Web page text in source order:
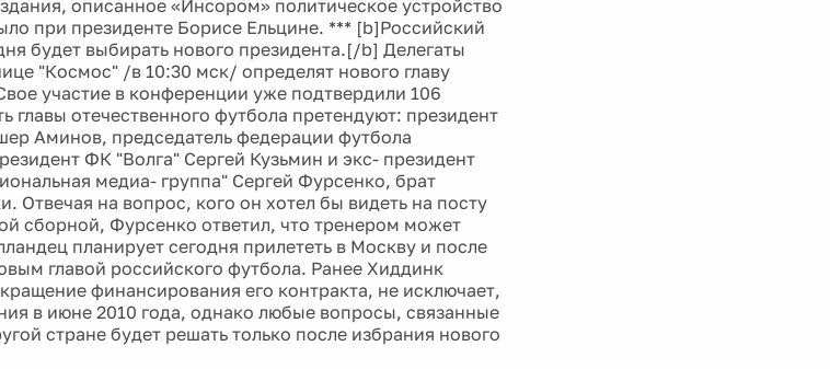
описанное «Инсором» политическое устройство
при президенте Борисе Ельцине. *** [b]Российский
будет выбирать нового президента.[/b] Делегаты
"Космос" /в 10:30 мск/ определят нового главу
участие в конференции уже подтвердили 106
главы отечественного футбола претендуют: президент
Аминов, председатель федерации футбола
ФК "Волга" Сергей Кузьмин и экс- президент
медиа- группа" Сергей Фурсенко, брат
Отвечая на вопрос, кого он хотел бы видеть на посту
сборной, Фурсенко ответил, что тренером может
планирует сегодня прилететь в Москву и после
главой российского футбола. Ранее Хиддинк
финансирования его контракта, не исключает,
в июне 2010 года, однако любые вопросы, связанные
стране будет решать только после избрания нового